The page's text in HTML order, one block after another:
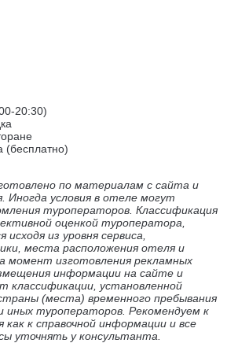
20:30)
(бесплатно)
по материалам с сайта и
Иногда условия в отеле могут
туроператоров. Классификация
оценкой туроператора,
из уровня сервиса,
места расположения отеля и
момент изготовления рекламных
информации на сайте и
установленной
(места) временного пребывания
иных туроператоров. Рекомендуем к
к справочной информации и все
уточнять у консультанта.